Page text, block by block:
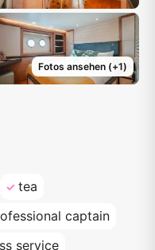
Fotos ansehen(+1)
tea
captain
service